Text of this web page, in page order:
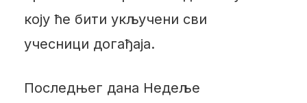
коју ће бити укључени сви
учесници догађаја.
Последњег дана Недеље